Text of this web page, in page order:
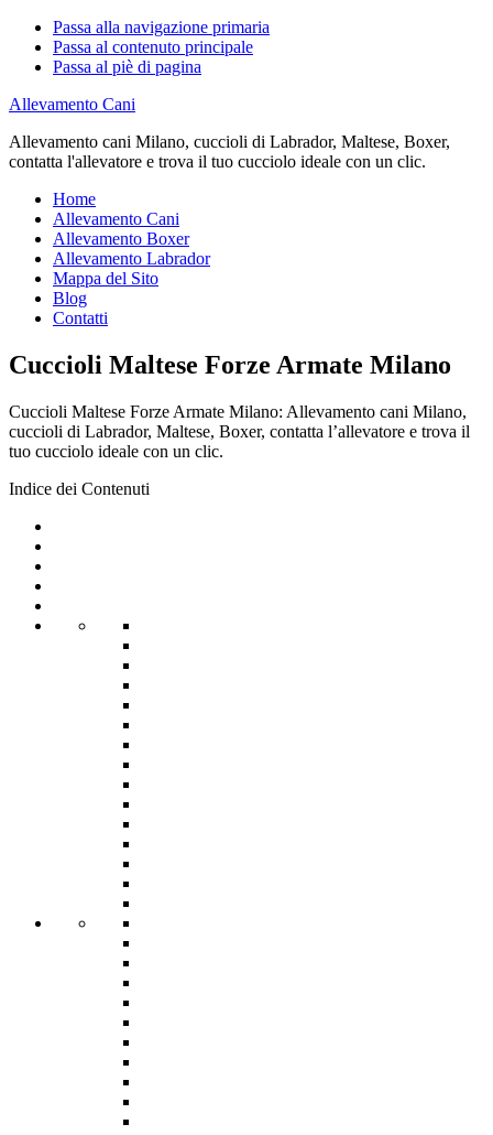
Passa alla navigazione primaria
Passa al contenuto principale
Passa al piè di pagina
Allevamento Cani
Allevamento cani Milano, cuccioli di Labrador, Maltese, Boxer,
contatta l'allevatore e trova il tuo cucciolo ideale con un clic.
Home
Allevamento Cani
Allevamento Boxer
Allevamento Labrador
Mappa del Sito
Blog
Contatti
Cuccioli Maltese Forze Armate Milano
Cuccioli Maltese Forze Armate Milano: Allevamento cani Milano,
cuccioli di Labrador, Maltese, Boxer, contatta l’allevatore e trova il
tuo cucciolo ideale con un clic.
Indice dei Contenuti